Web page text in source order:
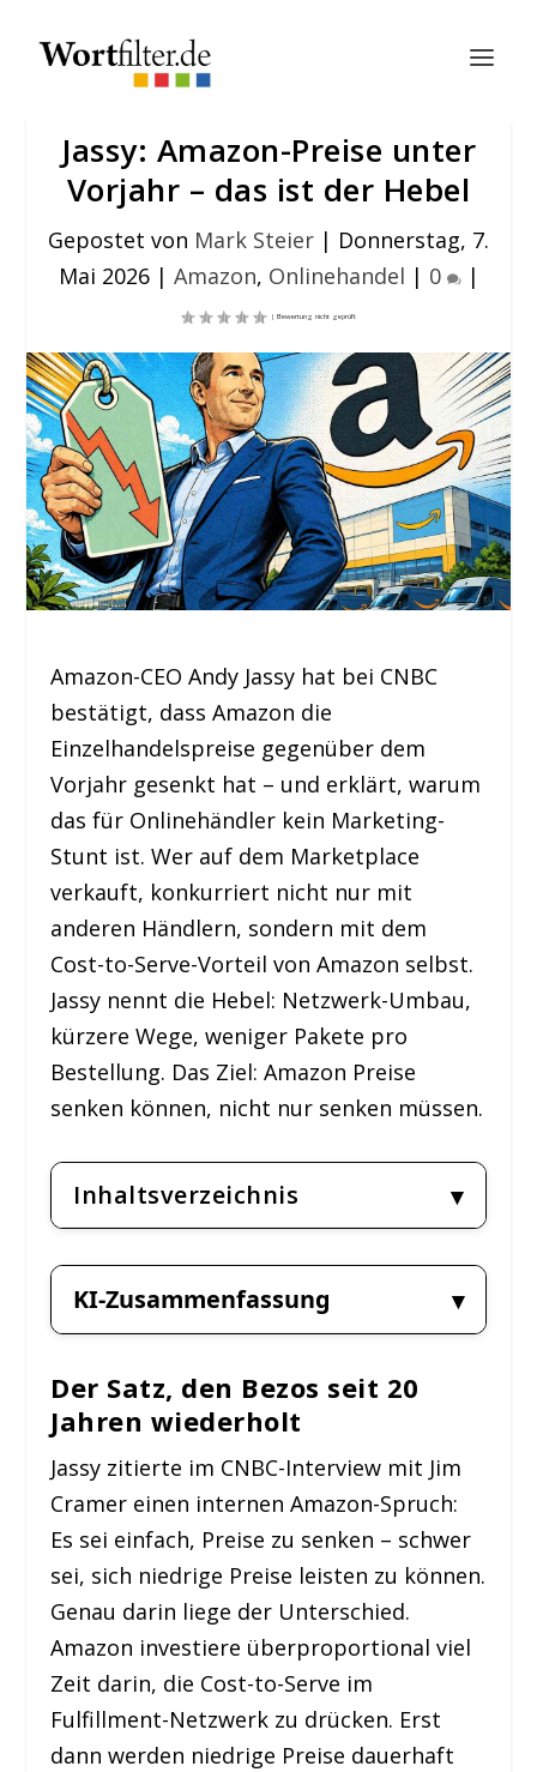
Jassy: Amazon-Preise unter
Vorjahr – das ist der Hebel
Gepostet von Mark Steier | Donnerstag, 7.
Mai 2026| Amazon, Onlinehandel | 0 |
Amazon-CEO Andy Jassy hat bei CNBC
bestätigt, dass Amazon die
Einzelhandelspreise gegenüber dem
Vorjahr gesenkt hat – und erklärt, warum
das für Onlinehändler kein Marketing-
Stunt ist. Wer auf dem Marketplace
verkauft, konkurriert nicht nur mit
anderen Händlern, sondern mit dem
Cost-to-Serve-Vorteil von Amazon selbst.
Jassy nennt die Hebel: Netzwerk-Umbau,
kürzere Wege, weniger Pakete pro
Bestellung. Das Ziel: Amazon Preise
senken können, nicht nur senken müssen.
Inhaltsverzeichnis
KI-Zusammenfassung
Der Satz, den Bezos seit 20
Jahren wiederholt
Jassy zitierte im CNBC-Interview mit Jim
Cramer einen internen Amazon-Spruch:
Es sei einfach, Preise zu senken – schwer
sei, sich niedrige Preise leisten zu können.
Genau darin liege der Unterschied.
Amazon investiere überproportional viel
Zeit darin, die Cost-to-Serve im
Fulfillment-Netzwerk zu drücken. Erst
dann werden niedrige Preise dauerhaft